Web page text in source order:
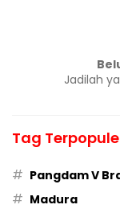
Jadilah
Tag
# Pangdam V
# Madura